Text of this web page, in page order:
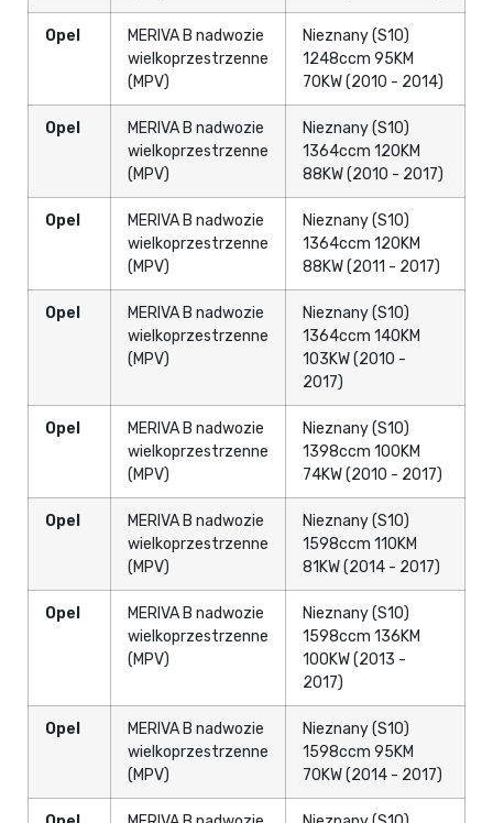
Opel
MERIVA B nadwozie
wielkoprzestrzenne
(MPV)
Nieznany (S10)
1248ccm 95KM
70KW (2010 - 2014)
Opel
MERIVA B nadwozie
wielkoprzestrzenne
(MPV)
Nieznany (S10)
1364ccm 120KM
88KW (2010 - 2017)
Opel
MERIVA B nadwozie
wielkoprzestrzenne
(MPV)
Nieznany (S10)
1364ccm 120KM
88KW (2011 - 2017)
Opel
MERIVA B nadwozie
wielkoprzestrzenne
(MPV)
Nieznany (S10)
1364ccm 140KM
103KW (2010 -
2017)
Opel
MERIVA B nadwozie
wielkoprzestrzenne
(MPV)
Nieznany (S10)
1398ccm 100KM
74KW (2010 - 2017)
Opel
MERIVA B nadwozie
wielkoprzestrzenne
(MPV)
Nieznany (S10)
1598ccm 110KM
81KW (2014 - 2017)
Opel
MERIVA B nadwozie
wielkoprzestrzenne
(MPV)
Nieznany (S10)
1598ccm 136KM
100KW (2013 -
2017)
Opel
MERIVA B nadwozie
wielkoprzestrzenne
(MPV)
Nieznany (S10)
1598ccm 95KM
70KW (2014 - 2017)